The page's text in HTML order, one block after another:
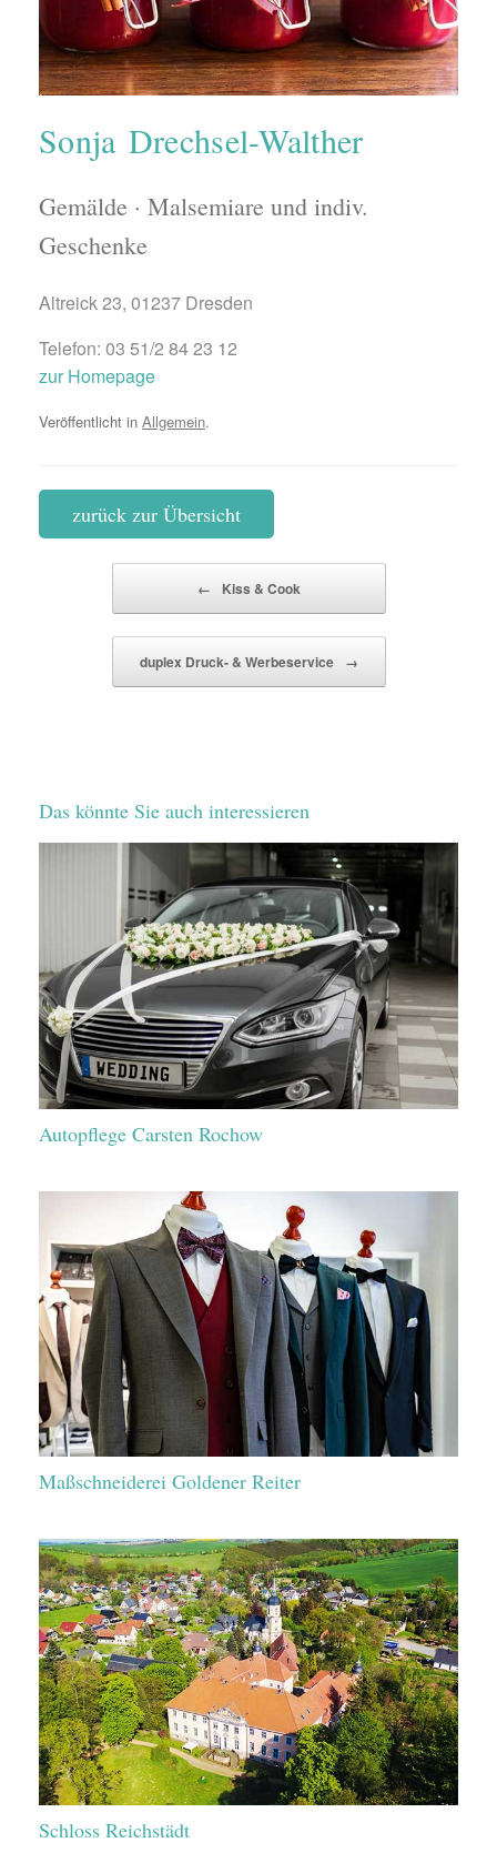
Sonja Drechsel-Walther
Gemälde · Malsemiare und indiv.
Geschenke
Altreick 23, 01237 Dresden
Telefon: 03 51/2 84 23 12
zur Homepage
Veröffentlicht in Allgemein.
zurück zur Übersicht
← Kiss & Cook
duplex Druck- & Werbeservice →
Das könnte Sie auch interessieren
Autopflege Carsten Rochow
Maßschneiderei Goldener Reiter
Schloss Reichstädt